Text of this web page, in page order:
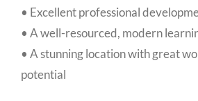
• Excellent professional
• A well-resourced, modern
• A stunning location with great
potential